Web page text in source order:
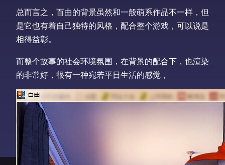
总而言之，百曲的背景虽然和一般萌系作品不一样，但
是它也有着自己独特的风格，配合整个游戏，可以说是
相得益彰。
而整个故事的社会环境氛围，在背景的配合下，也渲染
的非常好，很有一种宛若平日生活的感觉，